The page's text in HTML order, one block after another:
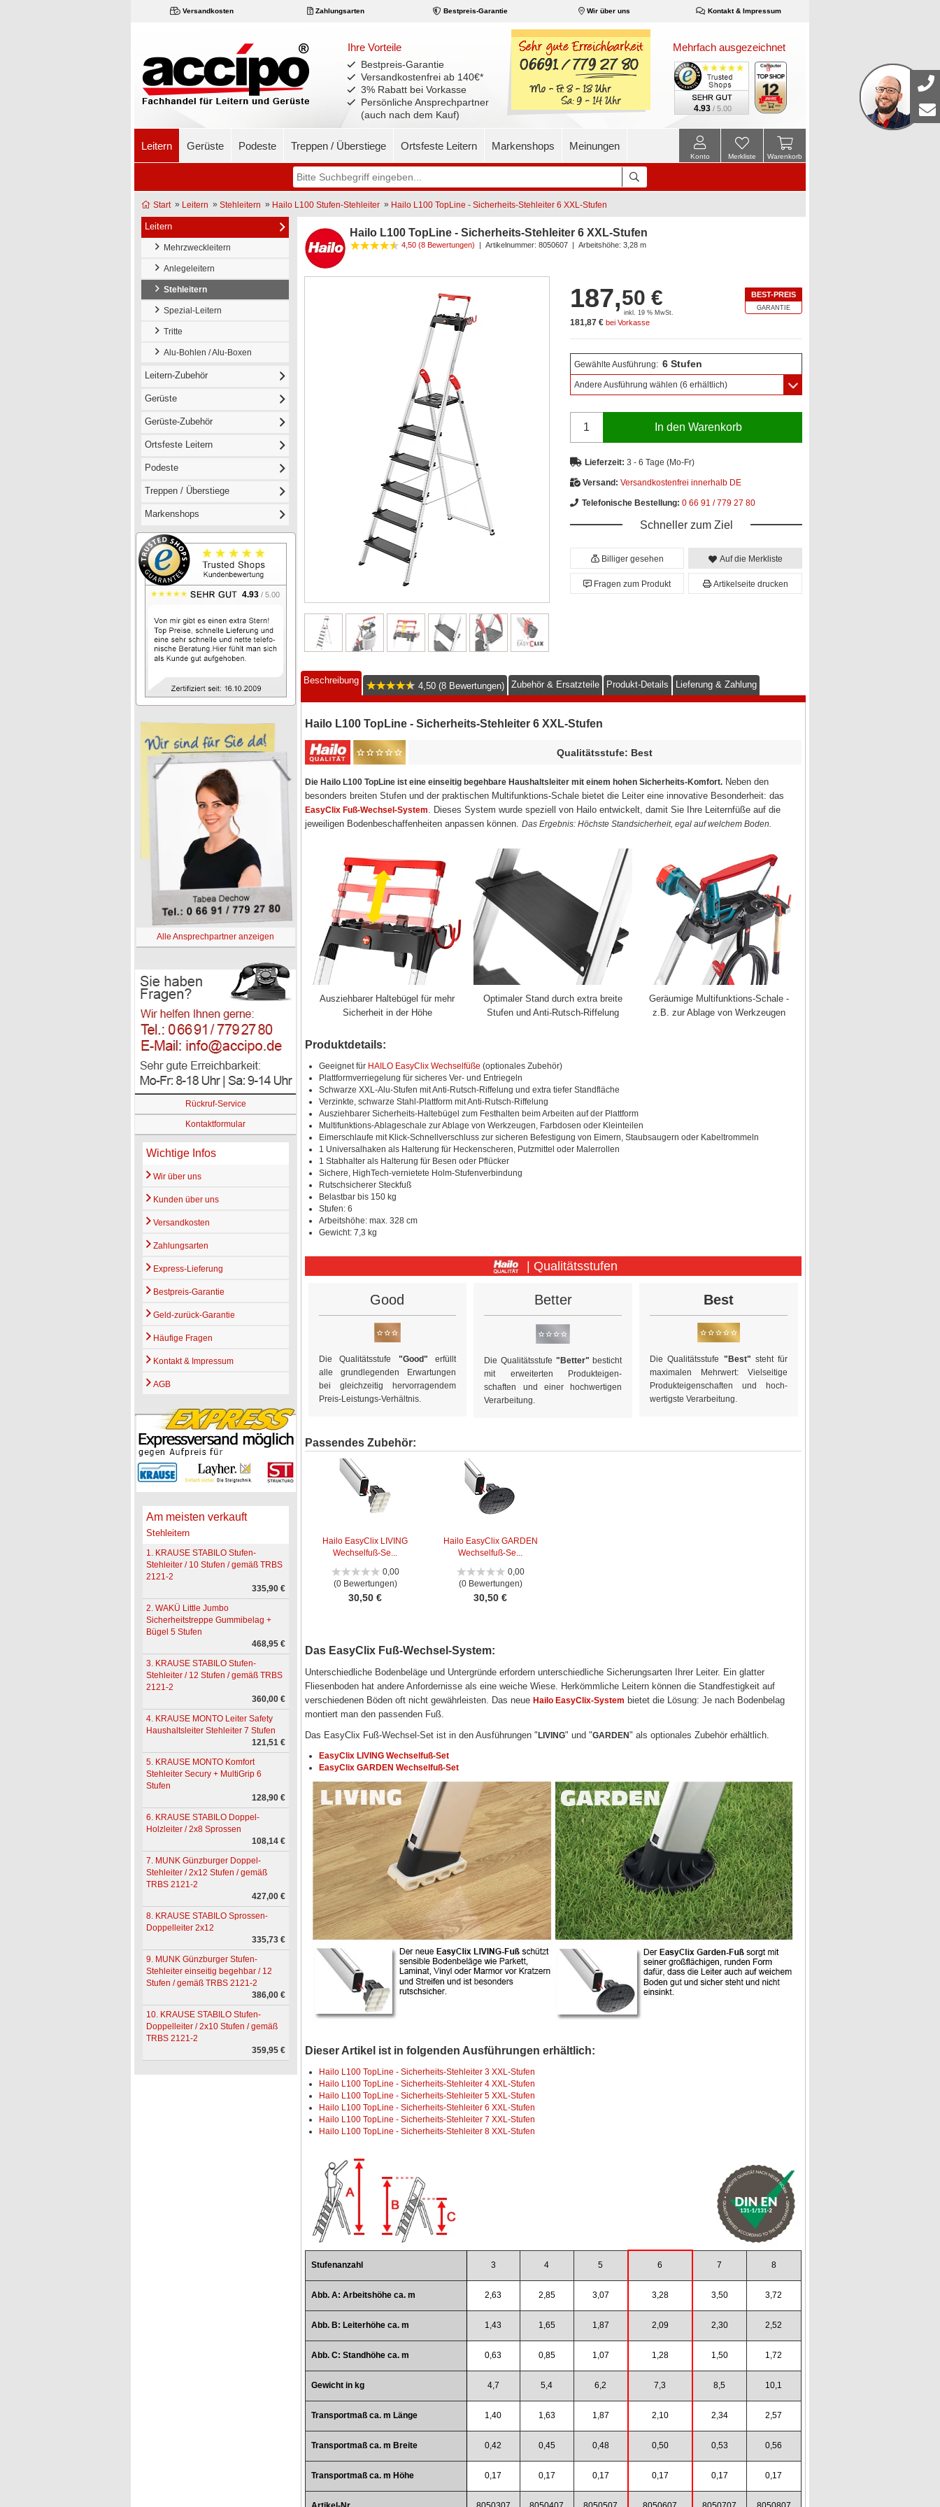
Versandkosten Zahlungsarten Bestpreis-Garantie Wir über uns Kontakt & Impressum
Ihre Vorteile
Bestpreis-Garantie
Versandkostenfrei ab 140€*
3% Rabatt bei Vorkasse
Persönliche Ansprechpartner
(auch nach dem Kauf)
Mehrfach ausgezeichnet
4.93 / 5.00
Leitern Gerüste Podeste Treppen / Überstiege Ortsfeste Leitern Markenshops Meinungen
Warenkorb
Merkliste
Konto
Start» Leitern » Stehleitern » Hailo L100 Stufen-Stehleiter » Hailo L100 TopLine - Sicherheits-Stehleiter 6 XXL-Stufen
Leitern
Mehrzweckleitern
Anlegeleitern
Stehleitern
Spezial-Leitern
Tritte
Alu-Bohlen / Alu-Boxen
Leitern-Zubehör
Gerüste
Gerüste-Zubehör
Ortsfeste Leitern
Podeste
Treppen / Überstiege
Markenshops
4.93 / 5.00
Alle Ansprechpartner anzeigen
Rückruf-Service
Kontaktformular
Wichtige Infos
Wir über uns
Kunden über uns
Versandkosten
Zahlungsarten
Express-Lieferung
Bestpreis-Garantie
Geld-zurück-Garantie
Häufige Fragen
Kontakt & Impressum
AGB
Am meisten verkauft
Stehleitern
1. KRAUSE STABILO Stufen-
Stehleiter / 10 Stufen / gemäß TRBS
2121-2
335,90 €
2. WAKÜ Little Jumbo
Sicherheitstreppe Gummibelag +
Bügel 5 Stufen
468,95 €
3. KRAUSE STABILO Stufen-
Stehleiter / 12 Stufen / gemäß TRBS
2121-2
360,00 €
4. KRAUSE MONTO Leiter Safety
Haushaltsleiter Stehleiter 7 Stufen
121,51 €
5. KRAUSE MONTO Komfort
Stehleiter Secury + MultiGrip 6
Stufen
128,90 €
6. KRAUSE STABILO Doppel-
Holzleiter / 2x8 Sprossen
108,14 €
7. MUNK Günzburger Doppel-
Stehleiter / 2x12 Stufen / gemäß
TRBS 2121-2
427,00 €
8. KRAUSE STABILO Sprossen-
Doppelleiter 2x12
335,73 €
9. MUNK Günzburger Stufen-
Stehleiter einseitig begehbar / 12
Stufen / gemäß TRBS 2121-2
386,00 €
10. KRAUSE STABILO Stufen-
Doppelleiter / 2x10 Stufen / gemäß
TRBS 2121-2
359,95 €
Hailo L100 TopLine - Sicherheits-Stehleiter 6 XXL-Stufen
4,50 (8 Bewertungen) | Artikelnummer: 8050607 | Arbeitshöhe: 3,28 m
BEST-PREIS
GARANTIE
187,50 €
inkl. 19 % MwSt.
181,87 € bei Vorkasse
Gewählte Ausführung: 6 Stufen
Andere Ausführung wählen (6 erhältlich)
In den Warenkorb
Lieferzeit: 3 - 6 Tage (Mo-Fr)
Versand: Versandkostenfrei innerhalb DE
Telefonische Bestellung: 0 66 91 / 779 27 80
Schneller zum Ziel
Billiger gesehen Auf die Merkliste
Fragen zum Produkt Artikelseite drucken
Beschreibung
4,50 (8 Bewertungen) Zubehör & Ersatzteile Produkt-Details Lieferung & Zahlung
Hailo L100 TopLine - Sicherheits-Stehleiter 6 XXL-Stufen
Qualitätsstufe: Best
Die Hailo L100 TopLine ist eine einseitig begehbare Haushaltsleiter mit einem hohen Sicherheits-Komfort.Neben den
besonders breiten Stufen und der praktischen Multifunktions-Schale bietet die Leiter eine innovative Besonderheit: das
EasyClix Fuß-Wechsel-System. Dieses System wurde speziell von Hailo entwickelt, damit Sie Ihre Leiternfüße auf die
jeweiligen Bodenbeschaffenheiten anpassen können. Das Ergebnis: Höchste Standsicherheit, egal auf welchem Boden.
Ausziehbarer Haltebügel für mehr
Sicherheit in der Höhe
Optimaler Stand durch extra breite
Stufen und Anti-Rutsch-Riffelung
Geräumige Multifunktions-Schale -
z.B. zur Ablage von Werkzeugen
Produktdetails:
Geeignet für HAILO EasyClix Wechselfüße (optionales Zubehör)
Plattformverriegelung für sicheres Ver- und Entriegeln
Schwarze XXL-Alu-Stufen mit Anti-Rutsch-Riffelung und extra tiefer Standfläche
Verzinkte, schwarze Stahl-Plattform mit Anti-Rutsch-Riffelung
Ausziehbarer Sicherheits-Haltebügel zum Festhalten beim Arbeiten auf der Plattform
Multifunktions-Ablageschale zur Ablage von Werkzeugen, Farbdosen oder Kleinteilen
Eimerschlaufe mit Klick-Schnellverschluss zur sicheren Befestigung von Eimern, Staubsaugern oder Kabeltrommeln
1 Universalhaken als Halterung für Heckenscheren, Putzmittel oder Malerrollen
1 Stabhalter als Halterung für Besen oder Pflücker
Sichere, HighTech-vernietete Holm-Stufenverbindung
Rutschsicherer Steckfuß
Belastbar bis 150 kg
Stufen: 6
Arbeitshöhe: max. 328 cm
Gewicht: 7,3 kg
| Qualitätsstufen
Good
Die Qualitätsstufe "Good"erfüllt
alle grundlegenden Erwartungen
bei gleichzeitig hervorragendem
Preis-Leistungs-Verhältnis.
Better
Die Qualitätsstufe "Better" besticht
mit erweiterten Produkt­eigen­
schaften und einer hochwertigen
Verarbeitung.
Best
Die Qualitätsstufe "Best" steht für
maximalen Mehrwert: Vielseitige
Produkteigen­schaften und hoch­
wertigste Verarbeitung.
Passendes Zubehör:
Hailo EasyClix LIVING
Wechselfuß-Se...
0,00
(0 Bewertungen)
30,50 €
Hailo EasyClix GARDEN
Wechselfuß-Se...
0,00
(0 Bewertungen)
30,50 €
Das EasyClix Fuß-Wechsel-System:
Unterschiedliche Bodenbeläge und Untergründe erfordern unterschiedliche Sicherungsarten Ihrer Leiter. Ein glatter
Fliesenboden hat andere Anfordernisse als eine weiche Wiese. Herkömmliche Leitern können die Standfestigkeit auf
verschiedenen Böden oft nicht gewährleisten. Das neue Hailo EasyClix-System bietet die Lösung: Je nach Bodenbelag
montiert man den passenden Fuß.
Das EasyClix Fuß-Wechsel-Set ist in den Ausführungen "LIVING" und "GARDEN" als optionales Zubehör erhältlich.
EasyClix LIVING Wechselfuß-Set
EasyClix GARDEN Wechselfuß-Set
Dieser Artikel ist in folgenden Ausführungen erhältlich:
Hailo L100 TopLine - Sicherheits-Stehleiter 3 XXL-Stufen
Hailo L100 TopLine - Sicherheits-Stehleiter 4 XXL-Stufen
Hailo L100 TopLine - Sicherheits-Stehleiter 5 XXL-Stufen
Hailo L100 TopLine - Sicherheits-Stehleiter 6 XXL-Stufen
Hailo L100 TopLine - Sicherheits-Stehleiter 7 XXL-Stufen
Hailo L100 TopLine - Sicherheits-Stehleiter 8 XXL-Stufen
Stufenanzahl 3 4 5 6 7 8
Abb. A: Arbeitshöhe ca. m 2,63 2,85 3,07 3,28 3,50 3,72
Abb. B: Leiterhöhe ca. m 1,43 1,65 1,87 2,09 2,30 2,52
Abb. C: Standhöhe ca. m 0,63 0,85 1,07 1,28 1,50 1,72
Gewicht in kg 4,7 5,4 6,2 7,3 8,5 10,1
Transportmaß ca. m Länge 1,40 1,63 1,87 2,10 2,34 2,57
Transportmaß ca. m Breite 0,42 0,45 0,48 0,50 0,53 0,56
Transportmaß ca. m Höhe 0,17 0,17 0,17 0,17 0,17 0,17